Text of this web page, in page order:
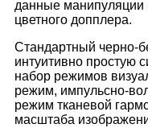
данные манипуляции
цветного допплера.
Стандартный черно-
интуитивно простую
набор режимов
режим, импульсно-
режим тканевой
масштаба